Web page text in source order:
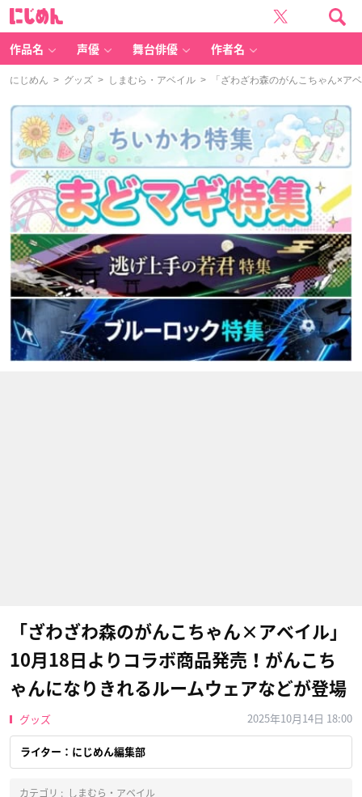
作品名 声優 舞台俳優 作者名
にじめん > グッズ > しまむら・アベイル > 「ざわざわ森のがんこちゃん×ア
「ざわざわ森のがんこちゃん×アベイル」
10月18日よりコラボ商品発売！がんこち
ゃんになりきれるルームウェアなどが登場
グッズ 2025年10月14日 18:00
ライター：にじめん編集部
カテゴリ : しまむら・アベイル